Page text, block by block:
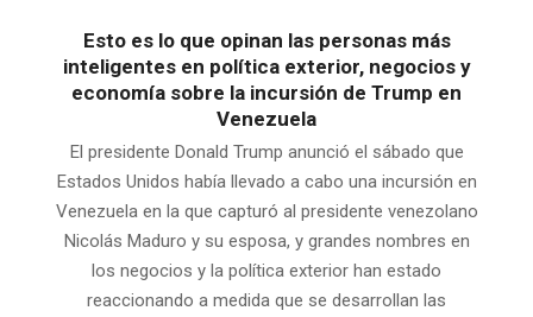
Esto es lo que opinan las personas más
inteligentes en política exterior, negocios y
economía sobre la incursión de Trump en
Venezuela
El presidente Donald Trump anunció el sábado que
Estados Unidos había llevado a cabo una incursión en
Venezuela en la que capturó al presidente venezolano
Nicolás Maduro y su esposa, y grandes nombres en
los negocios y la política exterior han estado
reaccionando a medida que se desarrollan las